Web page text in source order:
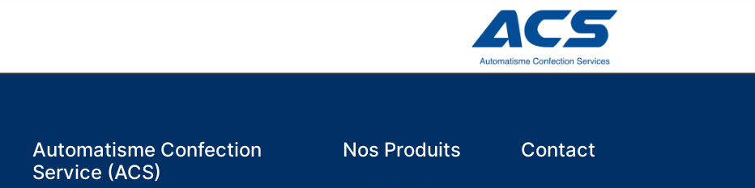
Automatisme Confection
Service (ACS)
Nos Produits Contact